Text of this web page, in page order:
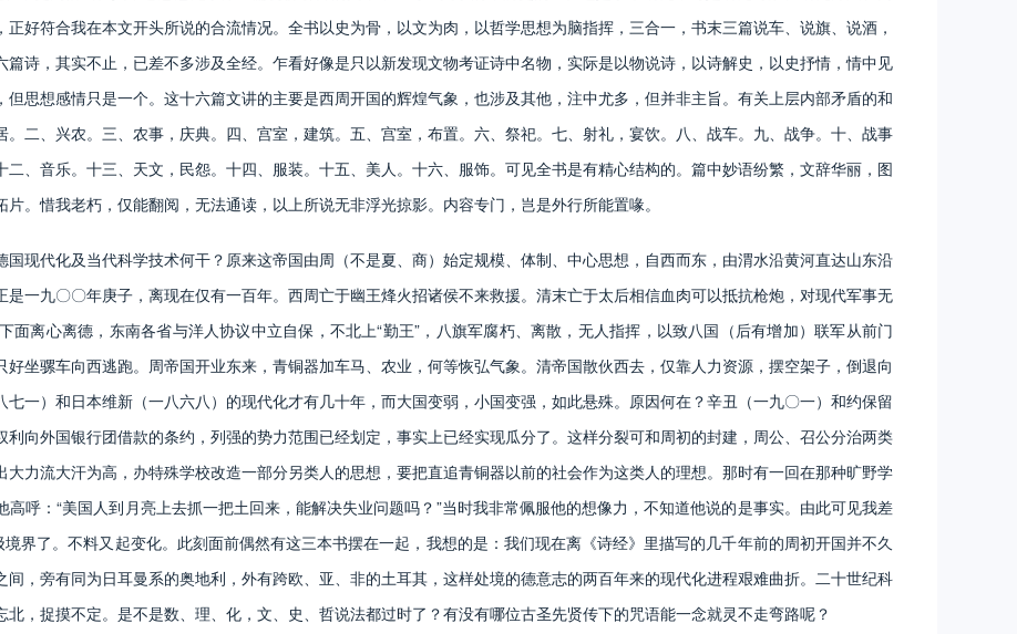
好符合我在本文开头所说的合流情况。全书以史为骨，以文为肉，以哲学思想为脑指挥，三合一，书末三篇说车、说旗、说酒，
诗，其实不止，已差不多涉及全经。乍看好像是只以新发现文物考证诗中名物，实际是以物说诗，以诗解史，以史抒情，情中见
思想感情只是一个。这十六篇文讲的主要是西周开国的辉煌气象，也涉及其他，注中尤多，但并非主旨。有关上层内部矛盾的和
二、兴农。三、农事，庆典。四、宫室，建筑。五、宫室，布置。六、祭祀。七、射礼，宴饮。八、战车。九、战争。十、战事
二、音乐。十三、天文，民怨。十四、服装。十五、美人。十六、服饰。可见全书是有精心结构的。篇中妙语纷繁，文辞华丽，图
。惜我老朽，仅能翻阅，无法通读，以上所说无非浮光掠影。内容专门，岂是外行所能置喙。
代化及当代科学技术何干？原来这帝国由周（不是夏、商）始定规模、体制、中心思想，自西而东，由渭水沿黄河直达山东沿
一九〇〇年庚子，离现在仅有一百年。西周亡于幽王烽火招诸侯不来救援。清末亡于太后相信血肉可以抵抗枪炮，对现代军事无
面离心离德，东南各省与洋人协议中立自保，不北上“勤王”，八旗军腐朽、离散，无人指挥，以致八国（后有增加）联军从前门
坐骡车向西逃跑。周帝国开业东来，青铜器加车马、农业，何等恢弘气象。清帝国散伙西去，仅靠人力资源，摆空架子，倒退向
一）和日本维新（一八六八）的现代化才有几十年，而大国变弱，小国变强，如此悬殊。原因何在？辛丑（一九〇一）和约保留
向外国银行团借款的条约，列强的势力范围已经划定，事实上已经实现瓜分了。这样分裂可和周初的封建，周公、召公分治两类
力流大汗为高，办特殊学校改造一部分另类人的思想，要把直追青铜器以前的社会作为这类人的理想。那时有一回在那种旷野学
呼：“美国人到月亮上去抓一把土回来，能解决失业问题吗？”当时我非常佩服他的想像力，不知道他说的是事实。由此可见我差
界了。不料又起变化。此刻面前偶然有这三本书摆在一起，我想的是：我们现在离《诗经》里描写的几千年前的周初开国并不久
，旁有同为日耳曼系的奥地利，外有跨欧、亚、非的土耳其，这样处境的德意志的两百年来的现代化进程艰难曲折。二十世纪科
，捉摸不定。是不是数、理、化，文、史、哲说法都过时了？有没有哪位古圣先贤传下的咒语能一念就灵不走弯路呢？